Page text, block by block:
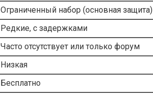
Ограниченный набор (основная защита)
Редкие, с задержками
Часто отсутствует или только форум
Низкая
Бесплатно